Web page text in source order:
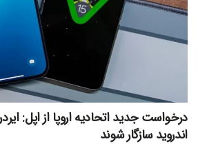
درخواست جدید اتحادیه اروپا از اپل:
اندروید سازگار شوند